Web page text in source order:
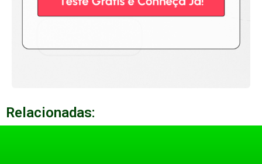
Relacionadas: